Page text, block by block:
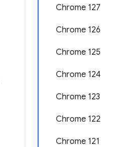
Chrome 127
Chrome 126
Chrome 125
Chrome 124
Chrome 123
Chrome 122
Chrome 121